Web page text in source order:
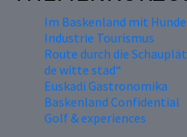
Im Baskenland mit
Industrie Tourismus
Route durch die
de witte stad“
Euskadi Gastronomika
Baskenland Confidential
Golf & experiences